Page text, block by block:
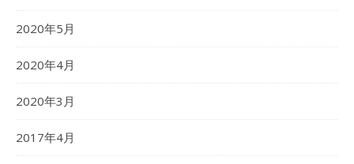
2020年5月
2020年4月
2020年3月
2017年4月